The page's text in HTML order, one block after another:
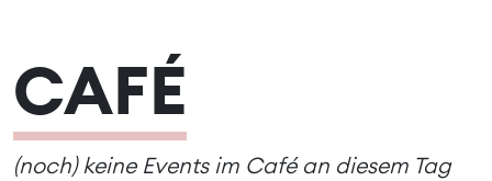
CAFÉ
(noch) keine Events im Café an diesem Tag